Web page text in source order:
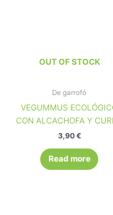
OUT OF STOCK
De garrofó
VEGUMMUS
CON ALCACHOFA Y
3,90 €
Read more